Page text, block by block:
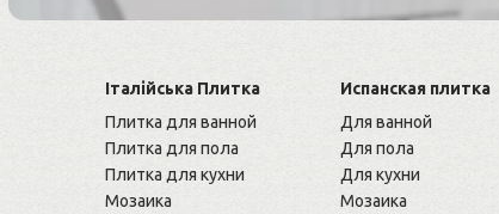
Італійська Плитка
Плитка для ванной
Плитка для пола
Плитка для кухни
Мозаика
Испанская плитка
Для ванной
Для пола
Для кухни
Мозаика